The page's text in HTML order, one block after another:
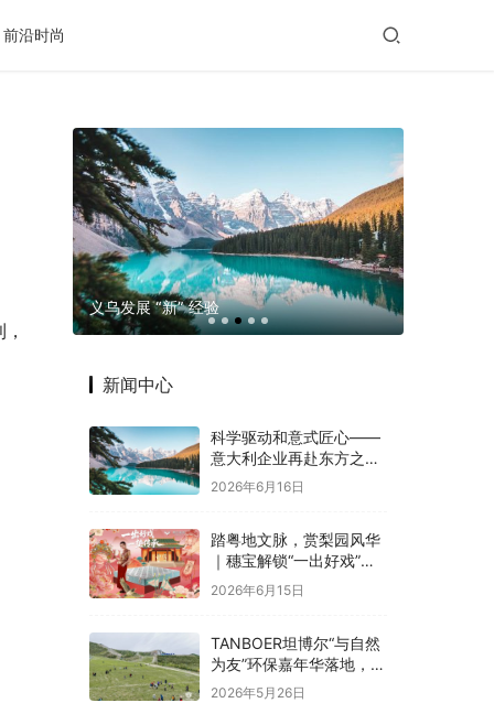
前沿时尚
义乌发展 “新” 经验
新闻中心
科学驱动和意式匠心——
意大利企业再赴东方之约
赋能意中大健康产业深度
2026年6月16日
踏粤地文脉，赏梨园风华
｜穗宝解锁“一出好戏”文
化溯源之旅
2026年6月15日
TANBOER坦博尔“与自然
为友”环保嘉年华落地，构
建四季户外可持续实践
2026年5月26日